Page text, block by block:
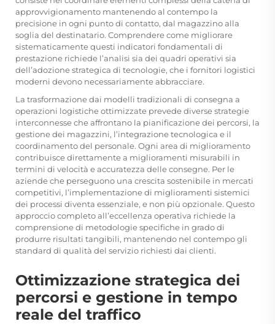
approvvigionamento mantenendo al contempo la
precisione in ogni punto di contatto, dal magazzino alla
soglia del destinatario. Comprendere come migliorare
sistematicamente questi indicatori fondamentali di
prestazione richiede l’analisi sia dei quadri operativi sia
dell’adozione strategica di tecnologie, che i fornitori logistici
moderni devono necessariamente abbracciare.
La trasformazione dai modelli tradizionali di consegna a
operazioni logistiche ottimizzate prevede diverse strategie
interconnesse che affrontano la pianificazione dei percorsi, la
gestione dei magazzini, l’integrazione tecnologica e il
coordinamento del personale. Ogni area di miglioramento
contribuisce direttamente a miglioramenti misurabili in
termini di velocità e accuratezza delle consegne. Per le
aziende che perseguono una crescita sostenibile in mercati
competitivi, l’implementazione di miglioramenti sistemici
dei processi diventa essenziale, e non più opzionale. Questo
approccio completo all’eccellenza operativa richiede la
comprensione di metodologie specifiche in grado di
produrre risultati tangibili, mantenendo nel contempo gli
standard di qualità del servizio richiesti dai clienti.
Ottimizzazione strategica dei
percorsi e gestione in tempo
reale del traffico